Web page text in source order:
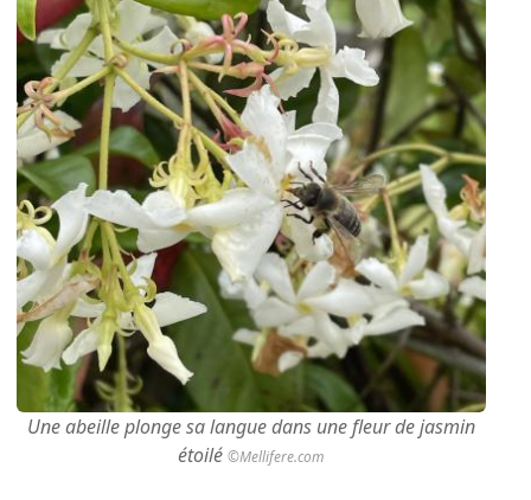
Une abeille plonge sa langue dans une fleur de jasmin
étoilé ©Mellifere.com